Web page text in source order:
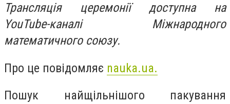
Трансляція церемонії доступна на
YouTube-каналі Міжнародного
математичного союзу.
Про це повідомляє nauka.ua.
Пошук найщільнішого пакування